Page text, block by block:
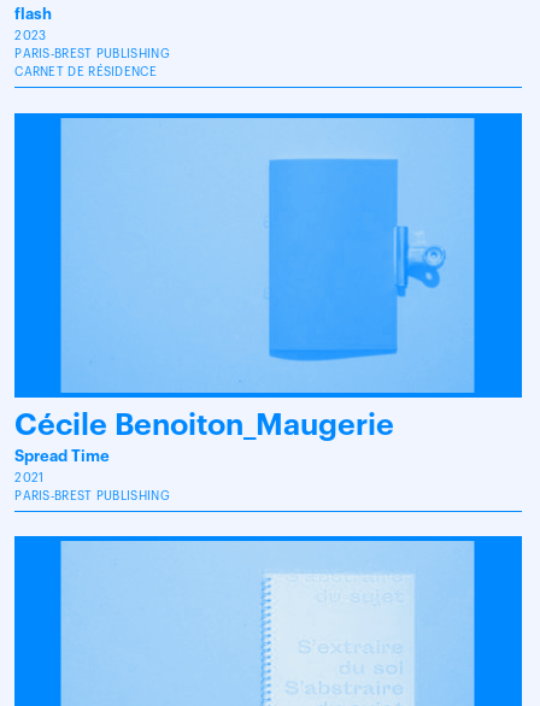
flash
2023
PARIS-BREST PUBLISHING
CARNET DE RÉSIDENCE
Cécile Benoiton_Maugerie
Spread Time
2021
PARIS-BREST PUBLISHING